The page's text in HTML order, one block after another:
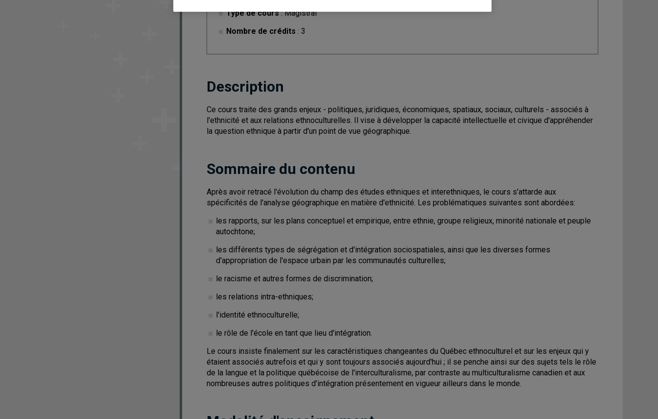
Type de cours: Magistral
Nombre de crédits : 3
Description
Ce cours traite des grands enjeux - politiques, juridiques, économiques, spatiaux, sociaux, culturels - associés à
l'ethnicité et aux relations ethnoculturelles. Il vise à développer la capacité intellectuelle et civique d'appréhender
la question ethnique à partir d'un point de vue géographique.
Sommaire du contenu
Après avoir retracé l'évolution du champ des études ethniques et interethniques, le cours s'attarde aux
spécificités de l'analyse géographique en matière d'ethnicité. Les problématiques suivantes sont abordées:
les rapports, sur les plans conceptuel et empirique, entre ethnie, groupe religieux, minorité nationale et peuple
autochtone;
les différents types de ségrégation et d'intégration sociospatiales, ainsi que les diverses formes
d'appropriation de l'espace urbain par les communautés culturelles;
le racisme et autres formes de discrimination;
les relations intra-ethniques;
l'identité ethnoculturelle;
le rôle de l'école en tant que lieu d'intégration.
Le cours insiste finalement sur les caractéristiques changeantes du Québec ethnoculturel et sur les enjeux qui y
étaient associés autrefois et qui y sont toujours associés aujourd'hui ; il se penche ainsi sur des sujets tels le rôle
de la langue et la politique québécoise de l'interculturalisme, par contraste au multiculturalisme canadien et aux
nombreuses autres politiques d'intégration présentement en vigueur ailleurs dans le monde.